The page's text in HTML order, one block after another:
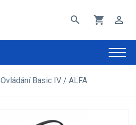
search shopping_cart perm_identity
Ovládání Basic IV / ALFA